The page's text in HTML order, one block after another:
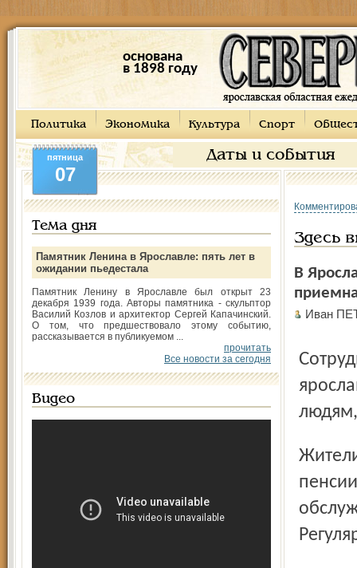
основана
в 1898 году
Политика Экономика Культура Спорт
Даты и события
пятница
07
Тема дня
Памятник Ленина в Ярославле: пять лет в
ожидании пьедестала
Памятник Ленину в Ярославле был открыт 23
декабря 1939 года. Авторы памятника - скульптор
Василий Козлов и архитектор Сергей Капачинский.
О том, что предшествовало этому событию,
рассказывается в публикуемом ...
прочитать
Все новости за сегодня
Видео
Здесь
В
Иван
Сотрудники приемной принимают обращения и жалобы
Жители города приходят с привычными темами – низкие